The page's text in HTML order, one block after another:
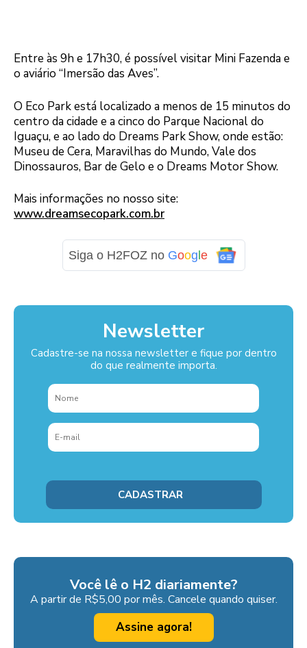
Entre às 9h e 17h30, é possível visitar Mini Fazenda e
o aviário “Imersão das Aves”.
O Eco Park está localizado a menos de 15 minutos do
centro da cidade e a cinco do Parque Nacional do
Iguaçu, e ao lado do Dreams Park Show, onde estão:
Museu de Cera, Maravilhas do Mundo, Vale dos
Dinossauros, Bar de Gelo e o Dreams Motor Show.
Mais informações no nosso site:
www.dreamsecopark.com.br
Siga o H2FOZ no Google
Newsletter
Cadastre-se na nossa newsletter e fique por dentro
do que realmente importa.
Você lê o H2 diariamente?
A partir de R$5,00 por mês. Cancele quando quiser.
Assine agora!